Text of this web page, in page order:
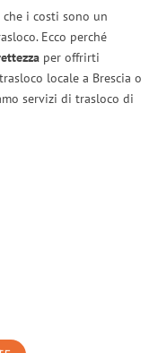
i costi sono un
Ecco perché
per offrirti
locale a Brescia o
servizi di trasloco di